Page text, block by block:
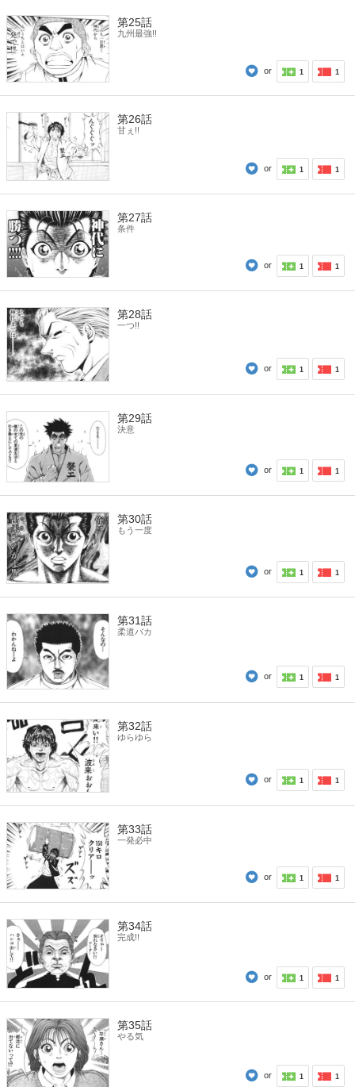
第25話
九州最強!!
or 1 1
第26話
甘ぇ!!
or 1 1
第27話
条件
or 1 1
第28話
一つ!!
or 1 1
第29話
決意
or 1 1
第30話
もう一度
or 1 1
第31話
柔道バカ
or 1 1
第32話
ゆらゆら
or 1 1
第33話
一発必中
or 1 1
第34話
完成!!
or 1 1
第35話
やる気
or 1 1